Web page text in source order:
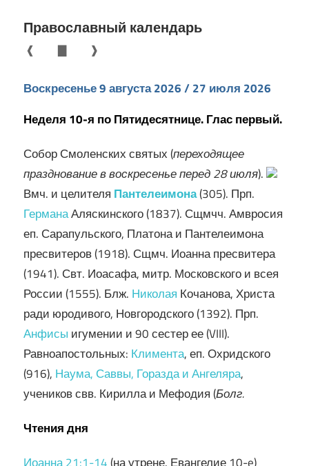
Православный календарь
❰ ❱
Воскресенье 9 августа 2026 / 27 июля 2026
Неделя 10-я по Пятидесятнице. Глас первый.
Собор Смоленских святых (переходящее
празднование в воскресенье перед 28 июля).
Вмч. и целителя Пантелеимона(305). Прп.
ГерманаАляскинского (1837). Сщмчч. Амвросия
еп. Сарапульского, Платона и Пантелеимона
пресвитеров (1918). Сщмч. Иоанна пресвитера
(1941). Свт. Иоасафа, митр. Московского и всея
России (1555). Блж. Николая Кочанова, Христа
ради юродивого, Новгородского (1392). Прп.
Анфисы игумении и 90 сестер ее (VIII).
Равноапостольных: Климента, еп. Охридского
(916), Наума, Саввы, Горазда и Ангеляра,
учеников свв. Кирилла и Мефодия (Болг.
Чтения дня